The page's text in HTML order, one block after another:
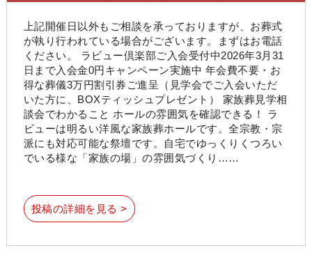
上記開催日以外もご相談を承っておりますが、お葬式
が執り行われている場合がございます。まずはお電話
ください。 ラビュー倶楽部ご入会受付中2026年3月31
日まで入会金0円キャンペーン実施中 年会費不要・お
得な葬儀3万円割引券ご進呈（見学会でご入会いただ
いた方に、BOXティッシュプレゼント） 家族葬見学相
談会でわかること ホールの雰囲気を確認できる！ ラ
ビューは明るい洋風な家族葬ホールです。全宗教・宗
派にも対応可能な祭壇です。自宅でゆっくりくつろい
でいる様な「家族の場」の雰囲気づくり……
投稿の詳細を見る >